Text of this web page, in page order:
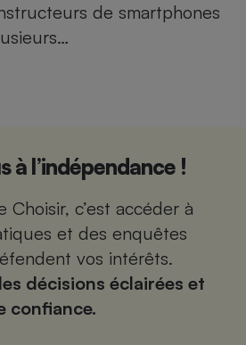
de smartphones
à l’indépendance !
Choisir, c’est accéder à
et des enquêtes
vos intérêts.
décisions éclairées et
confiance.